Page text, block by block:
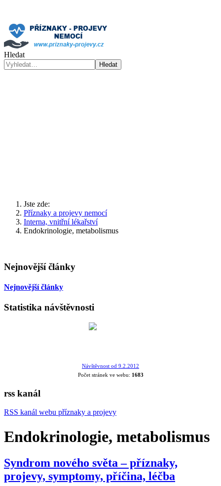
Hledat
Hledat
Jste zde:
Příznaky a projevy nemocí
Interna, vnitřní lékařství
Endokrinologie, metabolismus
Nejnovější články
Nejnovější články
Statistika návštěvnosti
Návštěvnost od 9.2.2012
Počet stránek ve webu: 1683
rss kanál
RSS kanál webu příznaky a projevy
Endokrinologie, metabolismus
Syndrom nového světa – příznaky,
projevy, symptomy, příčina, léčba